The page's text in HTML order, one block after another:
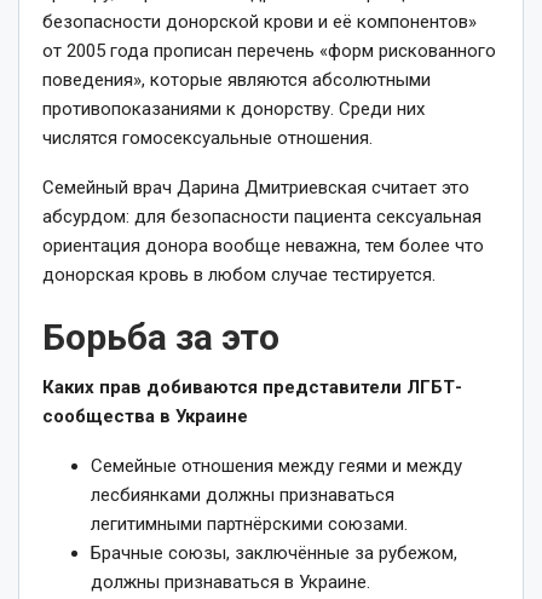
безопасности донорской крови и её компонентов»
от 2005 года прописан перечень «форм рискованного
поведения», которые являются абсолютными
противопоказаниями к донорству. Среди них
числятся гомосексуальные отношения.
Семейный врач Дарина Дмитриевская считает это
абсурдом: для безопасности пациента сексуальная
ориентация донора вообще неважна, тем более что
донорская кровь в любом случае тестируется.
Борьба за это
Каких прав добиваются представители ЛГБТ-
сообщества в Украине
Семейные отношения между геями и между
лесбиянками должны признаваться
легитимными партнёрскими союзами.
Брачные союзы, заключённые за рубежом,
должны признаваться в Украине.